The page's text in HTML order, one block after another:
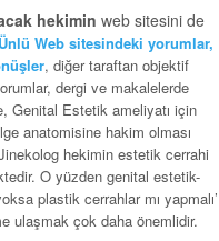
hekimin web sitesini de
Web sitesindeki yorumlar,
, diğer taraftan objektif
dergi ve makalelerde
Genital Estetik ameliyatı için
anatomisine hakim olması
hekimin estetik cerrahi
O yüzden genital estetik-
plastik cerrahlar mı yapmalı’
ulaşmak çok daha önemlidir.